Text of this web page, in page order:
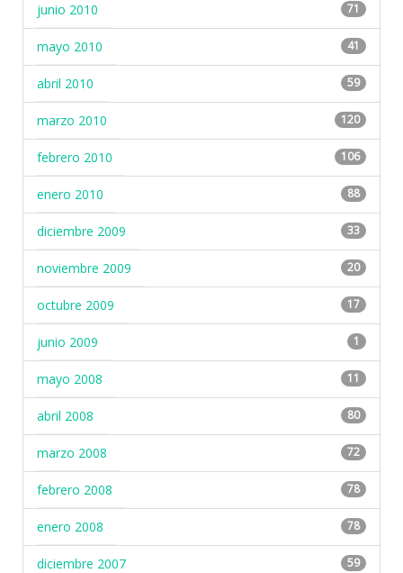
junio 2010 71
mayo 2010 41
abril 2010 59
marzo 2010 120
febrero 2010 106
enero 2010 88
diciembre 2009 33
noviembre 2009 20
octubre 2009 17
junio 2009 1
mayo 2008 11
abril 2008 80
marzo 2008 72
febrero 2008 78
enero 2008 78
diciembre 2007 59